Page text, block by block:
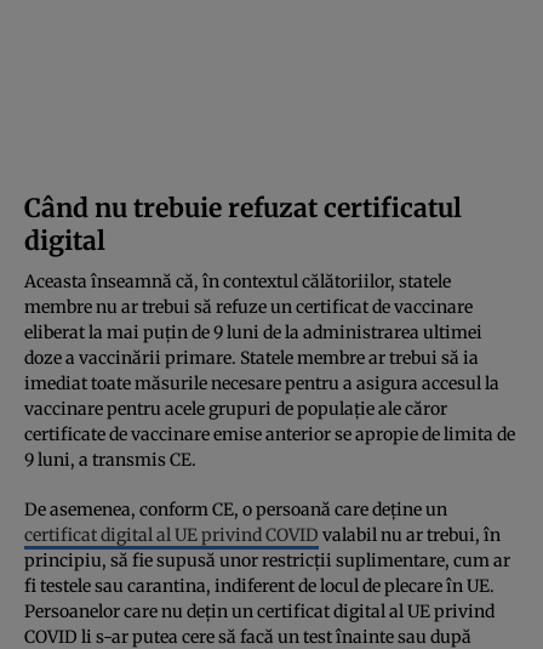
Când nu trebuie refuzat certificatul
digital
Aceasta înseamnă că, în contextul călătoriilor, statele
membre nu ar trebui să refuze un certificat de vaccinare
eliberat la mai puțin de 9 luni de la administrarea ultimei
doze a vaccinării primare. Statele membre ar trebui să ia
imediat toate măsurile necesare pentru a asigura accesul la
vaccinare pentru acele grupuri de populație ale căror
certificate de vaccinare emise anterior se apropie de limita de
9 luni, a transmis CE.
De asemenea, conform CE, o persoană care deține un
certificat digital al UE privind COVID valabil nu ar trebui, în
principiu, să fie supusă unor restricții suplimentare, cum ar
fi testele sau carantina, indiferent de locul de plecare în UE.
Persoanelor care nu dețin un certificat digital al UE privind
COVID li s-ar putea cere să facă un test înainte sau după